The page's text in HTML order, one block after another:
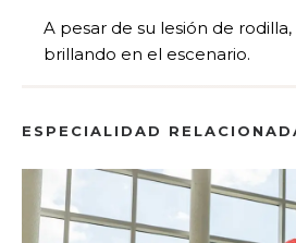
A pesar de su lesión de
brillando en el escenario.
ESPECIALIDAD